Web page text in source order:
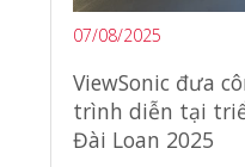
07/08/2025
ViewSonic đưa
trình diễn tại
Đài Loan 2025